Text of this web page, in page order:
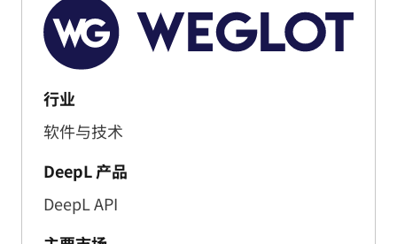
行业
软件与技术
DeepL 产品
DeepL API